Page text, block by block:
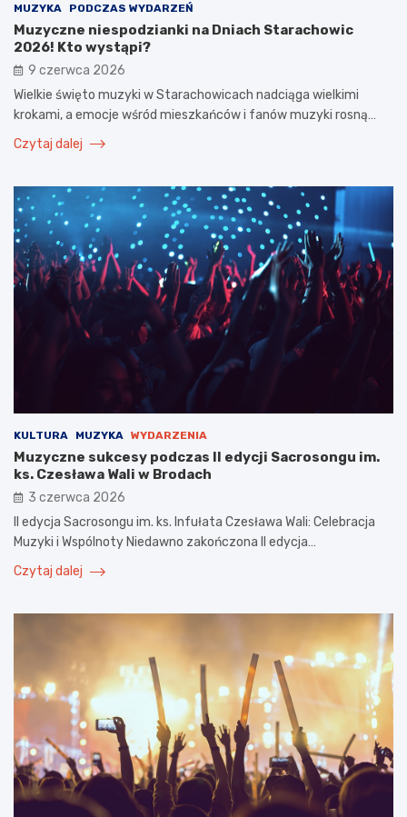
MUZYKA PODCZAS WYDARZEŃ
Muzyczne niespodzianki na Dniach Starachowic
2026! Kto wystąpi?
9 czerwca 2026
Wielkie święto muzyki w Starachowicach nadciąga wielkimi
krokami, a emocje wśród mieszkańców i fanów muzyki rosną…
Czytaj dalej
KULTURA MUZYKA WYDARZENIA
Muzyczne sukcesy podczas II edycji Sacrosongu im.
ks. Czesława Wali w Brodach
3 czerwca 2026
II edycja Sacrosongu im. ks. Infułata Czesława Wali: Celebracja
Muzyki i Wspólnoty Niedawno zakończona II edycja…
Czytaj dalej